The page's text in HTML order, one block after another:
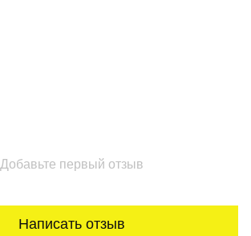
Добавьте первый отзыв
Написать отзыв